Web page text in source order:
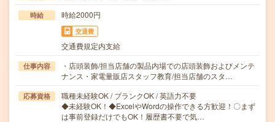
時給 時給2000円
交通費
交通費規定内支給
仕事内容
・店頭装飾/担当店舗の製品内場での店頭装飾およびメンテ
ナンス・家電量販店スタッフ教育/担当店舗のスタ…
応募資格
職種未経験OK / ブランクOK / 英語力不要
◆未経験OK！◆ExcelやWordの操作できる方歓迎！〇まず
は事前登録だけでもOK！履歴書不要で気…